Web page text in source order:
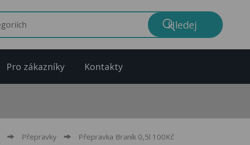
Pro zákazníky Kontakty
Přepravky Přepravka Braník 0,5l 100Kč